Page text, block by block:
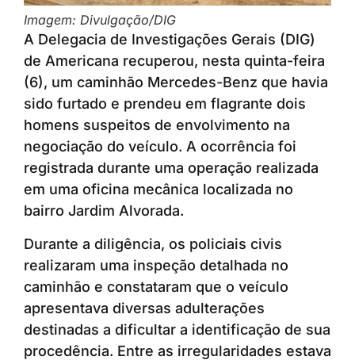
Imagem: Divulgação/DIG
A Delegacia de Investigações Gerais (DIG)
de Americana recuperou, nesta quinta-feira
(6), um caminhão Mercedes-Benz que havia
sido furtado e prendeu em flagrante dois
homens suspeitos de envolvimento na
negociação do veículo. A ocorrência foi
registrada durante uma operação realizada
em uma oficina mecânica localizada no
bairro Jardim Alvorada.
Durante a diligência, os policiais civis
realizaram uma inspeção detalhada no
caminhão e constataram que o veículo
apresentava diversas adulterações
destinadas a dificultar a identificação de sua
procedência. Entre as irregularidades estava